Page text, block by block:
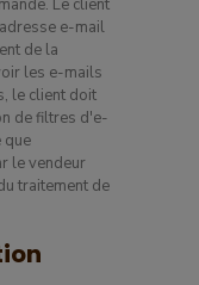
Le client
e-mail
de la
les e-mails
le client doit
de filtres d'e-
que
le vendeur
traitement de